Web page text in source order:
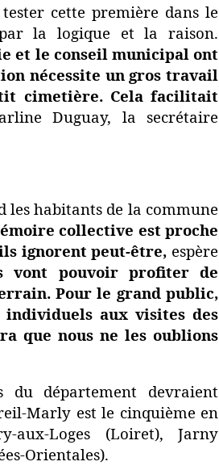
cette première dans le
la logique et la raison.
et le conseil municipal ont
nécessite un gros travail
cimetière. Cela facilitait
Duguay, la secrétaire
les habitants de la commune
collective est proche
ignorent peut-être, espère
vont pouvoir profiter de
Pour le grand public,
aux visites des
que nous ne les oublions
du département devraient
Marly est le cinquième en
aux-Loges (Loiret), Jarny
Orientales).